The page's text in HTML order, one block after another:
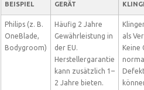
BEISPIEL
GERÄT
Philips (z. B.
OneBlade,
Bodygroom)
Häufig 2 Jahre
Gewährleistung in
der EU.
Herstellergarantie
kann zusätzlich 1–
2 Jahre bieten.
als
Keine